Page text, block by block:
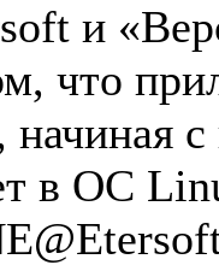
и
что
с
в ОС